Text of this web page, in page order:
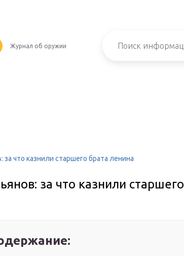
Журнал об оружии
что казнили старшего брата ленина
за что казнили старшего